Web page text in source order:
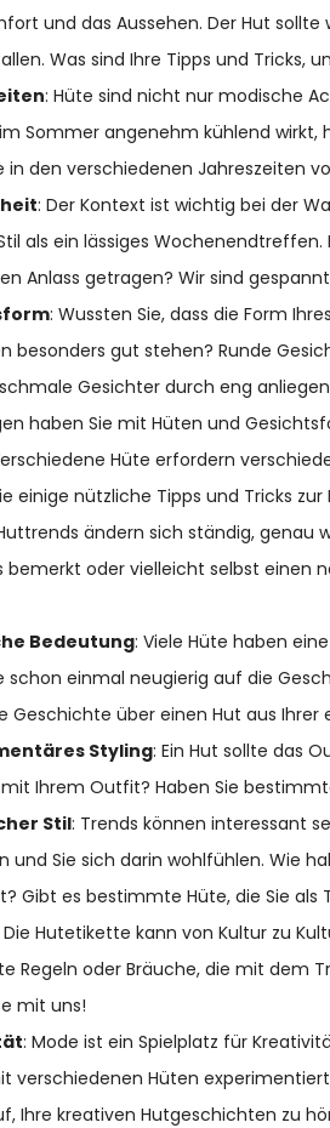
und das Aussehen. Der Hut
Was sind Ihre Tipps und Tricks,
: Hüte sind nicht nur modische
Sommer angenehm kühlend wirkt,
in den verschiedenen Jahreszeiten
: Der Kontext ist wichtig bei der
als ein lässiges
Anlass getragen? Wir sind
: Wussten Sie, dass die Form
besonders gut stehen? Runde
Gesichter durch eng
haben Sie mit Hüten und
Hüte erfordern
einige nützliche Tipps und Tricks
ändern sich ständig, genau
bemerkt oder vielleicht selbst einen
Bedeutung: Viele Hüte haben
schon einmal neugierig auf die
Geschichte über einen Hut aus Ihrer
Styling: Ein Hut sollte das
Ihrem Outfit? Haben Sie
Stil: Trends können interessant
und Sie sich darin wohlfühlen. Wie
Gibt es bestimmte Hüte, die Sie als
Die Hutetikette kann von Kultur zu
Regeln oder Bräuche, die mit dem
mit uns!
: Mode ist ein Spielplatz für
verschiedenen Hüten
Ihre kreativen Hutgeschichten zu